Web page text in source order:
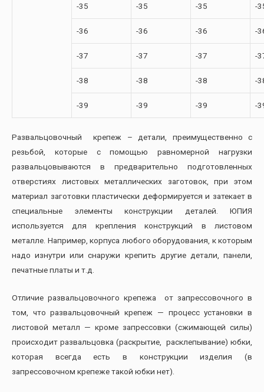
-35 -35 -35 -
-36 -36 -36 -
-37 -37 -37 -
-38 -38 -38 -
-39 -39 -39 -
Развальцовочный крепеж – детали, преимущественно с
резьбой, которые с помощью равномерной нагрузки
развальцовываются в предварительно подготовленных
отверстиях листовых металлических заготовок, при этом
материал заготовки пластически деформируется и затекает в
специальные элементы конструкции деталей. ЮПИЯ
используется для крепления конструкций в листовом
металле. Например, корпуса любого оборудования, к которым
надо изнутри или снаружи крепить другие детали, панели,
печатные платы и т.д.
Отличие развальцовочного крепежа от запрессовочного в
том, что развальцовочный крепеж — процесс установки в
листовой металл — кроме запрессовки (сжимающей силы)
происходит развальцовка (раскрытие, расклепывание) юбки,
которая всегда есть в конструкции изделия (в
запрессовочном крепеже такой юбки нет).